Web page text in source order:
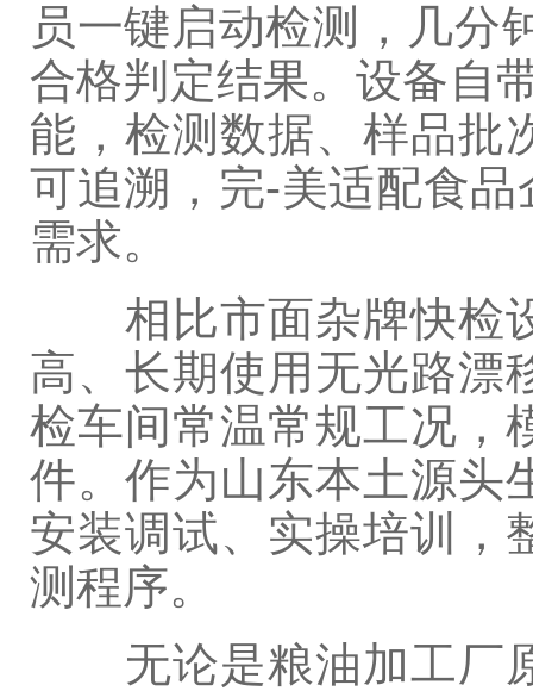
员一键启动检测，几分
合格判定结果。设备自
能，检测数据、样品批
可追溯，完-美适配食
需求。
相比市面杂牌快检设
高、长期使用无光路漂
检车间常温常规工况，
件。作为山东本土源头
安装调试、实操培训，
测程序。
无论是粮油加工厂原